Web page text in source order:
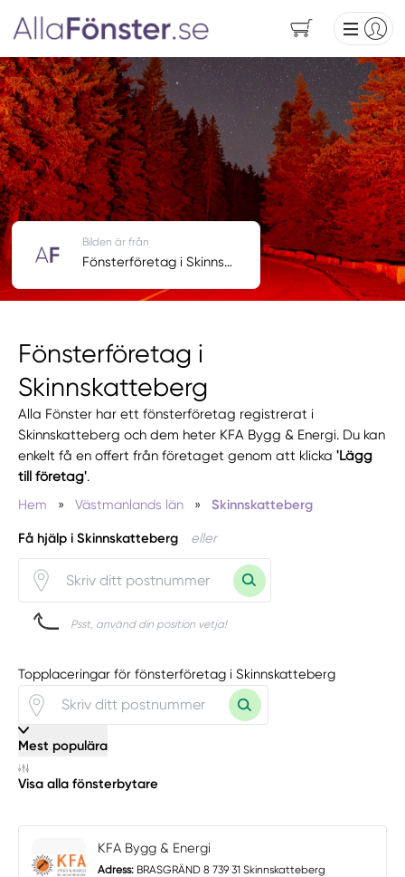
Fönsterföretag i
Skinnskatteberg
Alla Fönster har ett fönsterföretag registrerat i
Skinnskatteberg och dem heter KFA Bygg & Energi. Du kan
enkelt få en offert från företaget genom att klicka'Lägg
till företag'.
Hem
» Västmanlands län » Skinnskatteberg
Få hjälp i Skinnskatteberg eller
Psst, använd din position vetja!
Bilden är från
Fönsterföretag i Skinnskatteberg
Topplaceringar för fönsterföretag i Skinnskatteberg
Mest populära
Visa alla fönsterbytare
KFA Bygg & Energi
Adress: BRASGRÄND 8 739 31 Skinnskatteberg